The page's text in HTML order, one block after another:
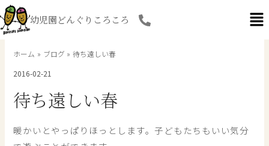
内
容
を
幼児園どんぐりころころ
ホーム ブログ
待ち遠しい春
2016-02-21
待ち遠しい春
暖かいとやっぱりほっとします。子どもたちもいい気分